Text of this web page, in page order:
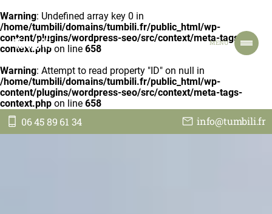
Warning: Undefined array key 0 in
/home/tumbili/domains/tumbili.fr/public_html/wp-
content/plugins/wordpress-seo/src/context/meta-tags-
context.php on line 658
Warning: Attempt to read property "ID" on null in
/home/tumbili/domains/tumbili.fr/public_html/wp-
content/plugins/wordpress-seo/src/context/meta-tags-
context.php on line 658
06 45 89 61 34 info@tumbili.fr
Tumbili MENU
ACCUEIL
NOS VOYAGES
NOTRE ENGAGEMENT
TOUT SUR NOUS